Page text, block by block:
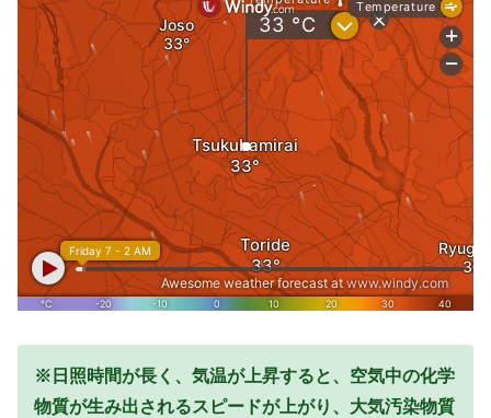
※日照時間が長く、気温が上昇すると、空気中の化学
物質が生み出されるスピードが上がり、大気汚染物質